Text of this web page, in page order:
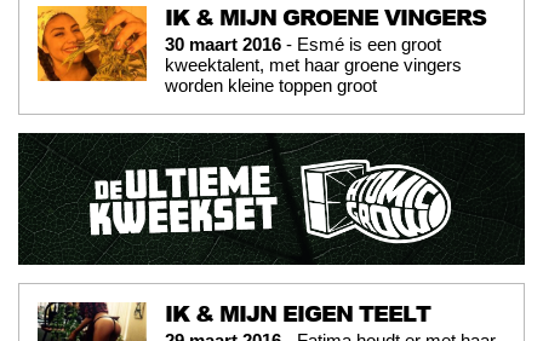
IK & MIJN GROENE VINGERS
30 maart 2016 - Esmé is een groot
kweektalent, met haar groene vingers
worden kleine toppen groot
IK & MIJN EIGEN TEELT